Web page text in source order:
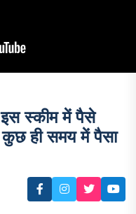
स्कीम में पैसे
ही समय में पैसा